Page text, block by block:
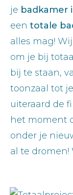
je badkamer
een totale
alles mag!
om je bij
bij te staan,
toonzaal tot je
uiteraard de
het moment
onder je
al te dromen!